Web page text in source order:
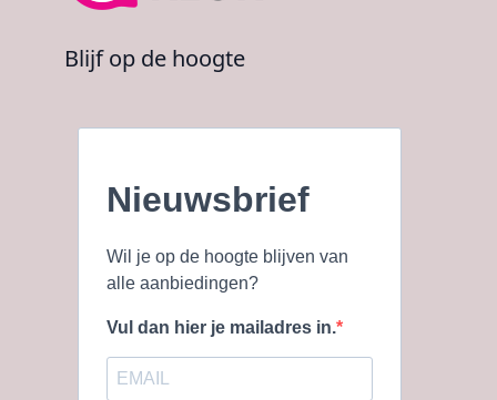
Blijf op de hoogte
Nieuwsbrief
Wil je op de hoogte blijven van
alle aanbiedingen?
Vul dan hier je mailadres in.